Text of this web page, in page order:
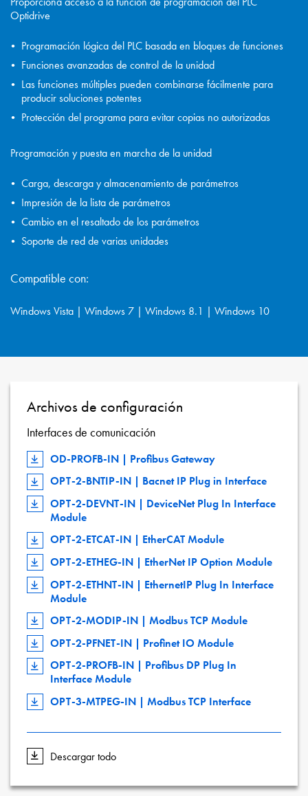
Optidrive
Programación lógica del PLC basada en bloques de funciones
Funciones avanzadas de control de la unidad
Las funciones múltiples pueden combinarse fácilmente para
producir soluciones potentes
Protección del programa para evitar copias no autorizadas
Programación y puesta en marcha de la unidad
Carga, descarga y almacenamiento de parámetros
Impresión de la lista de parámetros
Cambio en el resaltado de los parámetros
Soporte de red de varias unidades
Compatible con:
Windows Vista | Windows 7 | Windows 8.1 | Windows 10
Archivos de configuración
Interfaces de comunicación
OD-PROFB-IN | Profibus Gateway
OPT-2-BNTIP-IN | Bacnet IP Plug in Interface
OPT-2-DEVNT-IN | DeviceNet Plug In Interface
Module
OPT-2-ETCAT-IN | EtherCAT Module
OPT-2-ETHEG-IN | EtherNet IP Option Module
OPT-2-ETHNT-IN | EthernetIP Plug In Interface
Module
OPT-2-MODIP-IN | Modbus TCP Module
OPT-2-PFNET-IN | Profinet IO Module
OPT-2-PROFB-IN | Profibus DP Plug In
Interface Module
OPT-3-MTPEG-IN | Modbus TCP Interface
Descargar todo